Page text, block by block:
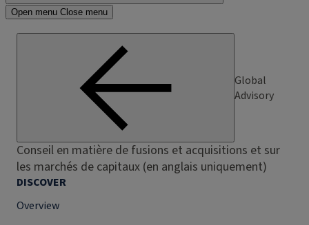
Open menu Close menu
Global
Advisory
Conseil en matière de fusions et acquisitions et sur
les marchés de capitaux (en anglais uniquement)
DISCOVER
Overview